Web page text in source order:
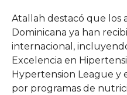
Atallah destacó que los
Dominicana ya han
internacional,
Excelencia en
Hypertension League y
por programas de